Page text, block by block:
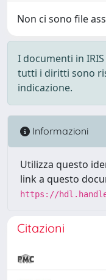
Non ci sono file
I documenti in
tutti i diritti sono
indicazione.
Informazioni
Utilizza questo
link a questo
https://
Citazioni